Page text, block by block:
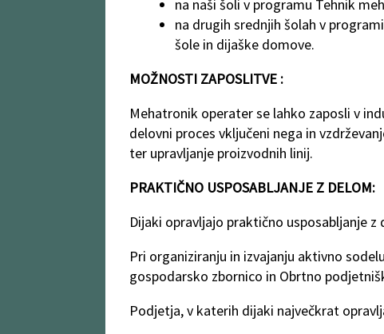
na naši šoli v programu Tehnik
na drugih srednjih šolah v
šole in dijaške domove.
MOŽNOSTI ZAPOSLITVE :
Mehatronik operater se lahko zaposli v
delovni proces vključeni nega in
ter upravljanje proizvodnih linij.
PRAKTIČNO USPOSABLJANJE Z DELOM:
Dijaki opravljajo praktično usposabljanje z
Pri organiziranju in izvajanju aktivno
gospodarsko zbornico in Obrtno
Podjetja, v katerih dijaki največkrat